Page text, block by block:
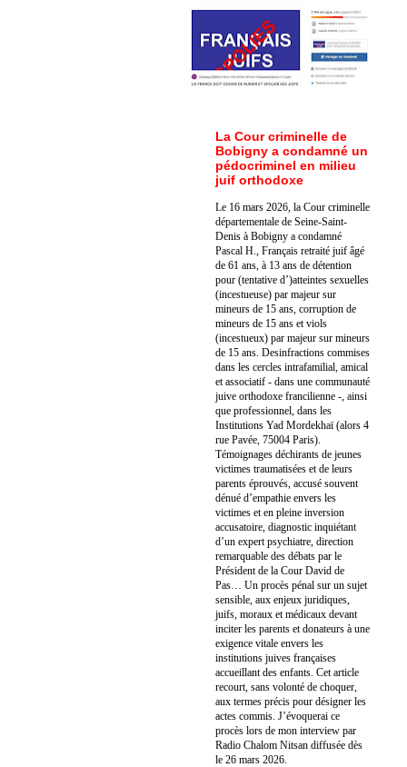
La Cour criminelle de
Bobigny a condamné un
pédocriminel en milieu
juif orthodoxe
Le 16 mars 2026, la Cour criminelle
départementale de Seine-Saint-
Denis à Bobigny a condamné
Pascal H., Français retraité juif âgé
de 61 ans, à 13 ans de détention
pour (tentative d’)atteintes sexuelles
(incestueuse) par majeur sur
mineurs de 15 ans, corruption de
mineurs de 15 ans et viols
(incestueux) par majeur sur mineurs
de 15 ans. Desinfractions commises
dans les cercles intrafamilial, amical
et associatif - dans une communauté
juive orthodoxe francilienne -, ainsi
que professionnel, dans les
Institutions Yad Mordekhaï (alors 4
rue Pavée, 75004 Paris).
Témoignages déchirants de jeunes
victimes traumatisées et de leurs
parents éprouvés, accusé souvent
dénué d’empathie envers les
victimes et en pleine inversion
accusatoire, diagnostic inquiétant
d’un expert psychiatre, direction
remarquable des débats par le
Président de la Cour David de
Pas… Un procès pénal sur un sujet
sensible, aux enjeux juridiques,
juifs, moraux et médicaux devant
inciter les parents et donateurs à une
exigence vitale envers les
institutions juives françaises
accueillant des enfants. Cet article
recourt, sans volonté de choquer,
aux termes précis pour désigner les
actes commis. J’évoquerai ce
procès lors de mon interview par
Radio Chalom Nitsan diffusée dès
le 26 mars 2026.